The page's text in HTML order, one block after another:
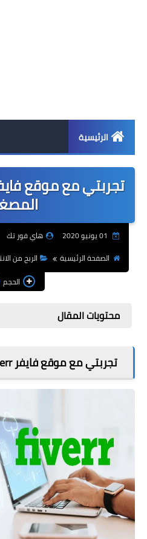
الرئيسية
هاي فور تك
الصفحة الرئيسية
الربح من
الحجم
محتويات المقال
تجربتي مع موقع فايفر Fiverr للخدمات المصغرة